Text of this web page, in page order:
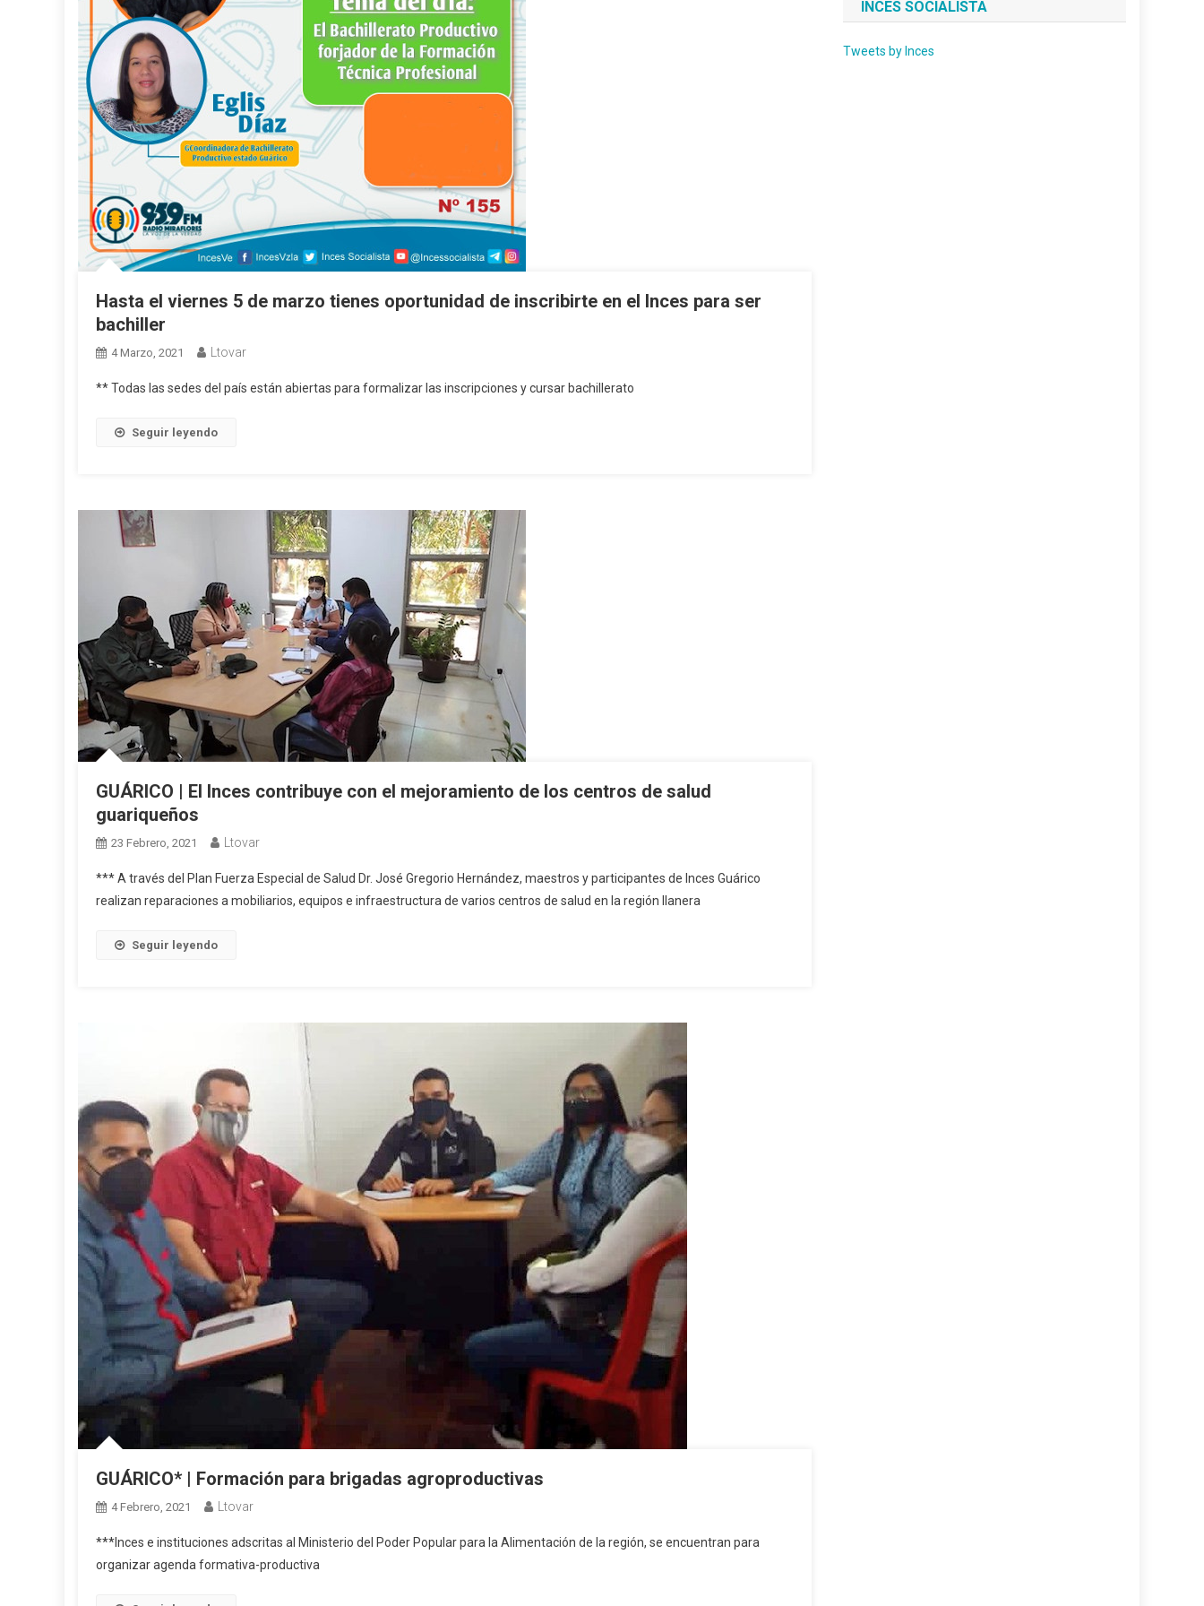
Hasta el viernes 5 de marzo tienes oportunidad de inscribirte en el Inces para ser
bachiller
4 Marzo, 2021 Ltovar
** Todas las sedes del país están abiertas para formalizar las inscripciones y cursar bachillerato
Seguir leyendo
GUÁRICO | El Inces contribuye con el mejoramiento de los centros de salud
guariqueños
23 Febrero, 2021 Ltovar
*** A través del Plan Fuerza Especial de Salud Dr. José Gregorio Hernández, maestros y participantes de Inces Guárico
realizan reparaciones a mobiliarios, equipos e infraestructura de varios centros de salud en la región llanera
Seguir leyendo
GUÁRICO* | Formación para brigadas agroproductivas
4 Febrero, 2021 Ltovar
***Inces e instituciones adscritas al Ministerio del Poder Popular para la Alimentación de la región, se encuentran para
organizar agenda formativa-productiva
INCES SOCIALISTA
Tweets by Inces